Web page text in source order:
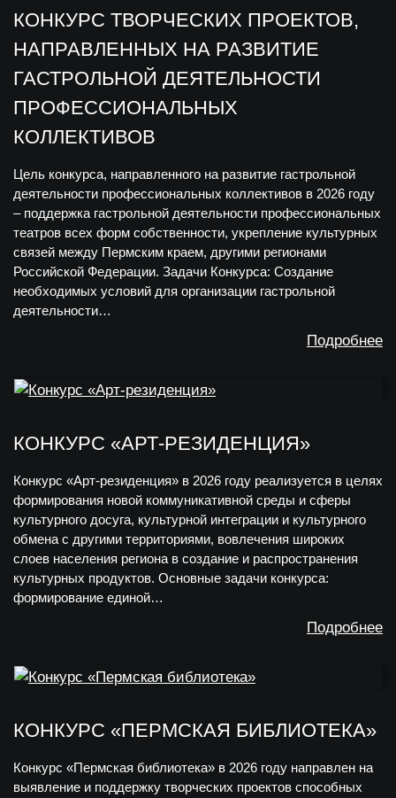
КОНКУРС ТВОРЧЕСКИХ ПРОЕКТОВ,
НАПРАВЛЕННЫХ НА РАЗВИТИЕ
ГАСТРОЛЬНОЙ ДЕЯТЕЛЬНОСТИ
ПРОФЕССИОНАЛЬНЫХ
КОЛЛЕКТИВОВ
Цель конкурса, направленного на развитие гастрольной
деятельности профессиональных коллективов в 2026 году
– поддержка гастрольной деятельности профессиональных
театров всех форм собственности, укрепление культурных
связей между Пермским краем, другими регионами
Российской Федерации. Задачи Конкурса: Создание
необходимых условий для организации гастрольной
деятельности…
Подробнее
КОНКУРС «АРТ-РЕЗИДЕНЦИЯ»
Конкурс «Арт-резиденция» в 2026 году реализуется в целях
формирования новой коммуникативной среды и сферы
культурного досуга, культурной интеграции и культурного
обмена с другими территориями, вовлечения широких
слоев населения региона в создание и распространения
культурных продуктов. Основные задачи конкурса:
формирование единой…
Подробнее
КОНКУРС «ПЕРМСКАЯ БИБЛИОТЕКА»
Конкурс «Пермская библиотека» в 2026 году направлен на
выявление и поддержку творческих проектов способных